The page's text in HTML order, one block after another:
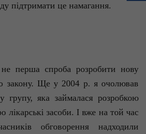
підтримати це намагання.
перша спроба розробити нову
закону. Ще у 2004 р. я очолював
групу, яка займалася розробкою
лікарські засоби. І вже на той час
обговорення надходили